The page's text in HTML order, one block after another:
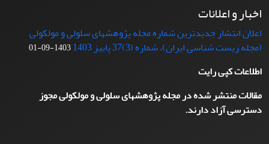
اخبار و اعلانات
اعلان انتشار جدیدترین شماره مجله پژوهشهای سلولی و مولکولی
(مجله زیست شناسی ایران)، شماره (3)37 پاییز 1403
1403-09-01
اطلاعات کپی رایت
مقالات منتشر شده در مجله پژوهشهای سلولی و مولکولی مجوز
دسترسی آزاد دارند.